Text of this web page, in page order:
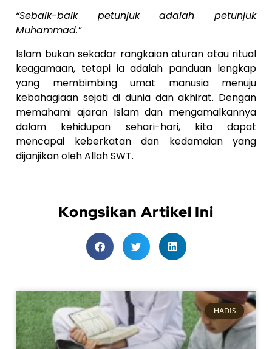
“Sebaik-baik petunjuk adalah petunjuk
Muhammad.”
Islam bukan sekadar rangkaian aturan atau ritual
keagamaan, tetapi ia adalah panduan lengkap
yang membimbing umat manusia menuju
kebahagiaan sejati di dunia dan akhirat. Dengan
memahami ajaran Islam dan mengamalkannya
dalam kehidupan sehari-hari, kita dapat
mencapai keberkatan dan kedamaian yang
dijanjikan oleh Allah SWT.
Kongsikan Artikel Ini
HADIS